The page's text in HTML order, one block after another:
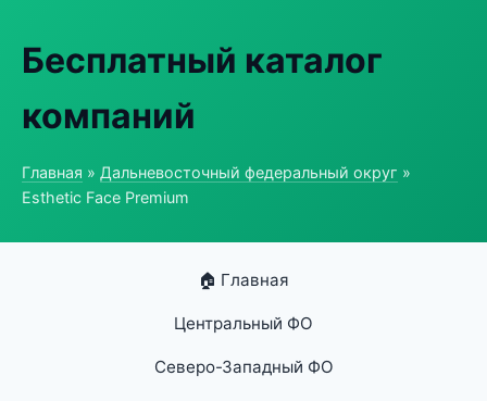
Бесплатный каталог
компаний
Главная » Дальневосточный федеральный округ »
Esthetic Face Premium
🏠 Главная
Центральный ФО
Северо-Западный ФО